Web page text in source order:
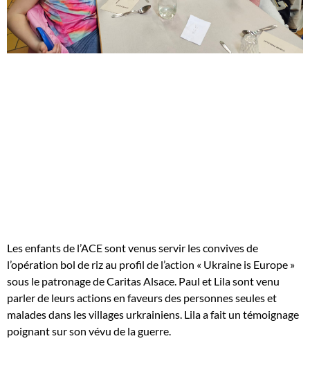
Les enfants de l’ACE sont venus servir les convives de
l’opération bol de riz au profil de l’action « Ukraine is Europe »
sous le patronage de Caritas Alsace. Paul et Lila sont venu
parler de leurs actions en faveurs des personnes seules et
malades dans les villages urkrainiens. Lila a fait un témoignage
poignant sur son vévu de la guerre.